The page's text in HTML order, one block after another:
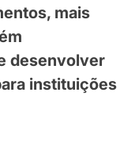
mais
desenvolver
instituições